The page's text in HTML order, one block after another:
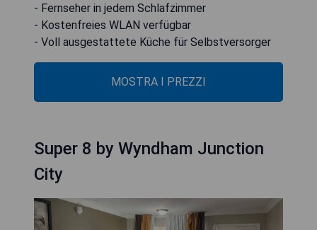
- Fernseher in jedem Schlafzimmer
- Kostenfreies WLAN verfügbar
- Voll ausgestattete Küche für Selbstversorger
MOSTRA I PREZZI
Super 8 by Wyndham Junction
City